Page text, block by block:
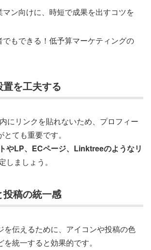
マン向けに、時短で成果を出すコツを
でもできる！低予算マーケティングの
を工夫する
にリンクを貼れないため、プロフィー
ても重要です。
やLP、ECページ、Linktreeのようなリ
しましょう。
稿の統一感
を伝えるために、アイコンや投稿の色
統一すると効果的です。